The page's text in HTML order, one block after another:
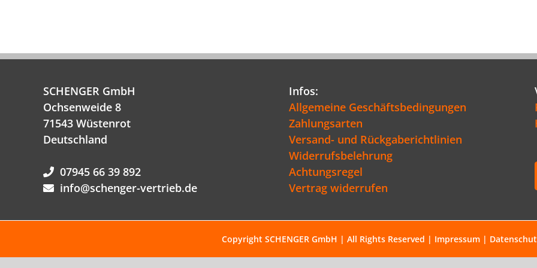
SCHENGER GmbH
Ochsenweide 8
71543 Wüstenrot
Deutschland
07945 66 39 892
info@schenger-vertrieb.de
Infos:
Allgemeine Geschäftsbedingungen
Zahlungsarten
Versand- und Rückgaberichtlinien
Widerrufsbelehrung
Achtungsregel
Vertrag widerrufen
Copyright SCHENGER GmbH | All Rights Reserved | Impressum |